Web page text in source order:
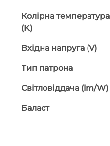
Колірна температура
(K)
Вхідна напруга (V)
Тип патрона
Світловіддача (lm/W)
Баласт